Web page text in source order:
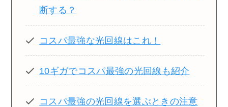
断する？
コスパ最強な光回線はこれ！
10ギガでコスパ最強の光回線も紹介
コスパ最強の光回線を選ぶときの注意